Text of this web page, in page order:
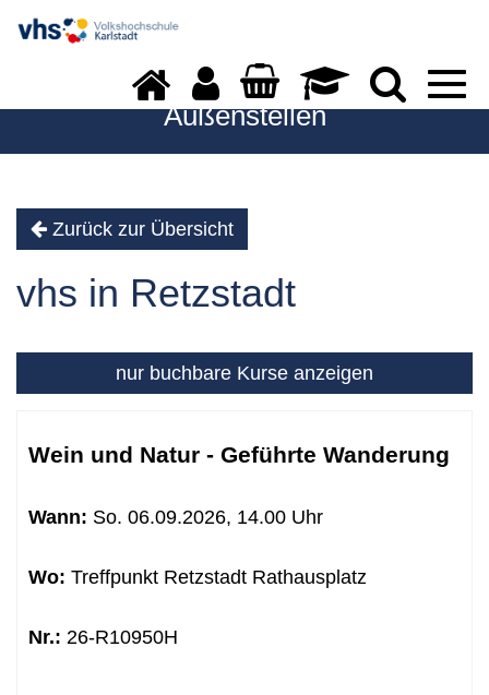
Außenstellen
Zurück zur Übersicht
vhs in Retzstadt
nur buchbare Kurse anzeigen
Tabellenüberschriften
werden.
Wein und Natur - Geführte Wanderung
Wann: So. 06.09.2026, 14.00 Uhr
Wo: Treffpunkt Retzstadt Rathausplatz
Nr.: 26-R10950H